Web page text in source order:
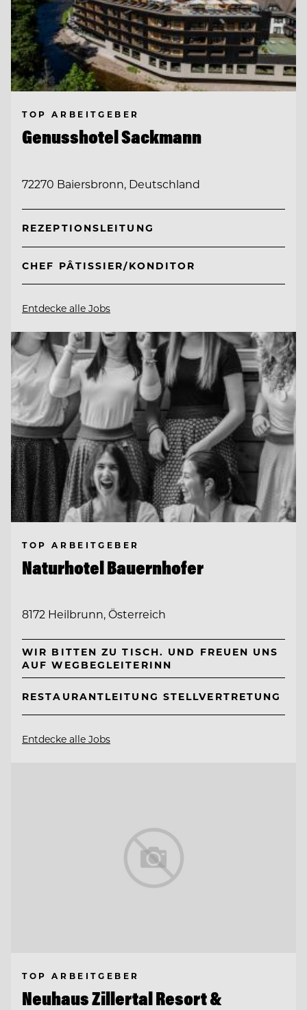
TOP ARBEITGEBER
Genusshotel Sackmann
72270 Baiersbronn, Deutschland
REZEPTIONSLEITUNG
CHEF PÂTISSIER/KONDITOR
Entdecke alle Jobs
TOP ARBEITGEBER
Naturhotel Bauernhofer
8172 Heilbrunn, Österreich
WIR BITTEN ZU TISCH. UND FREUEN UNS
AUF WEGBEGLEITERINN
RESTAURANTLEITUNG STELLVERTRETUNG
Entdecke alle Jobs
TOP ARBEITGEBER
Neuhaus Zillertal Resort &